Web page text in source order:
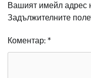
Вашият имейл адрес
Задължителните
Коментар: *